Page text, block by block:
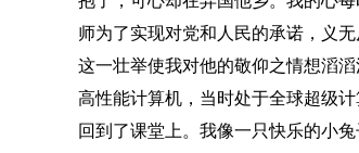
师为了实现对党和人民的承诺，义
这一壮举使我对他的敬仰之情想滔
高性能计算机，当时处于全球超级
回到了课堂上。我像一只快乐的小